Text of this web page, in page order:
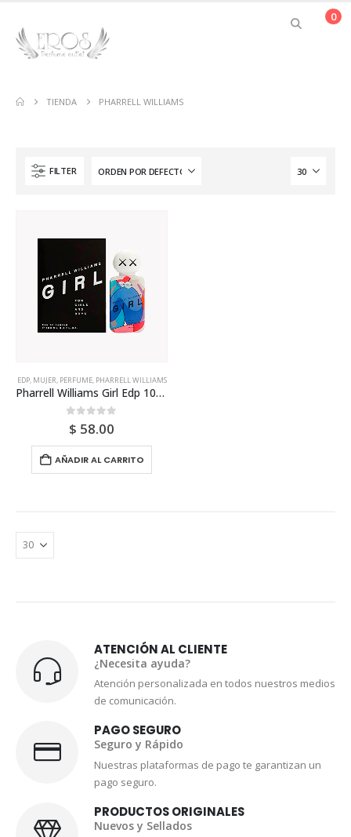
0
TIENDA PHARRELL WILLIAMS
FILTER
EDP, MUJER, PERFUME, PHARRELL WILLIAMS
Pharrell Williams Girl Edp 100ml Para Mujer
0out of 5
$ 58.00
AÑADIR AL CARRITO
ATENCIÓN AL CLIENTE
¿Necesita ayuda?
Atención personalizada en todos nuestros medios
de comunicación.
PAGO SEGURO
Seguro y Rápido
Nuestras plataformas de pago te garantizan un
pago seguro.
PRODUCTOS ORIGINALES
Nuevos y Sellados